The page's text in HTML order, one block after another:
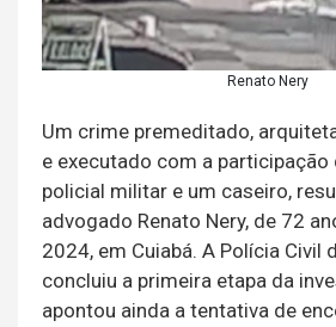
Renato Nery
Um crime premeditado,
e executado com a participação
policial militar e um caseiro,
advogado Renato Nery, de 72
2024, em Cuiabá. A Polícia Civil
concluiu a primeira etapa da
apontou ainda a tentativa de